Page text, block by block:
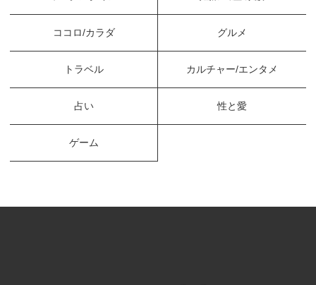
ココロ/カラダ グルメ
トラベル カルチャー/エンタメ
占い 性と愛
ゲーム